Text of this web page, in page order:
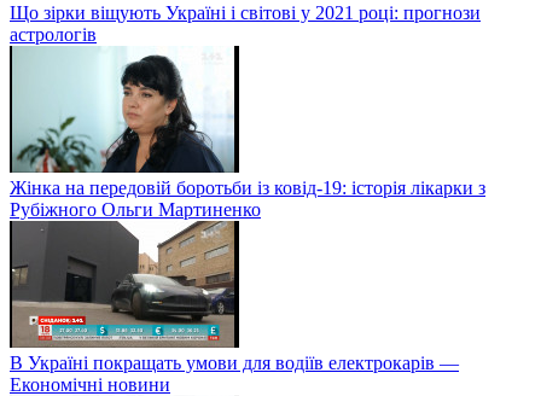
Що зірки віщують Україні і світові у 2021 році: прогнози
астрологів
Жінка на передовій боротьби із ковід-19: історія лікарки з
Рубіжного Ольги Мартиненко
В Україні покращать умови для водіїв електрокарів —
Економічні новини